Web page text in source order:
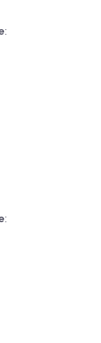
:
: